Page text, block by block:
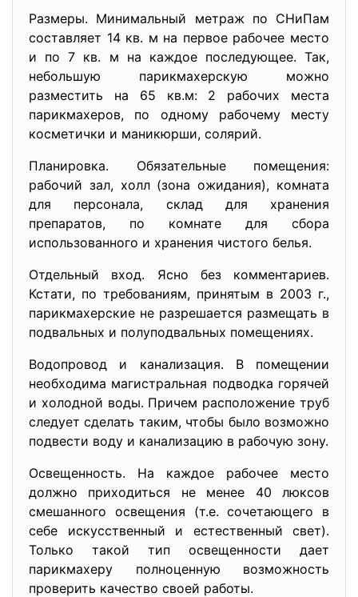
Размеры. Минимальный метраж по СНиПам
составляет 14 кв. м на первое рабочее место
и по 7 кв. м на каждое последующее. Так,
небольшую парикмахерскую можно
разместить на 65 кв.м: 2 рабочих места
парикмахеров, по одному рабочему месту
косметички и маникюрши, солярий.
Планировка. Обязательные помещения:
рабочий зал, холл (зона ожидания), комната
для персонала, склад для хранения
препаратов, по комнате для сбора
использованного и хранения чистого белья.
Отдельный вход. Ясно без комментариев.
Кстати, по требованиям, принятым в 2003 г.,
парикмахерские не разрешается размещать в
подвальных и полуподвальных помещениях.
Водопровод и канализация. В помещении
необходима магистральная подводка горячей
и холодной воды. Причем расположение труб
следует сделать таким, чтобы было возможно
подвести воду и канализацию в рабочую зону.
Освещенность. На каждое рабочее место
должно приходиться не менее 40 люксов
смешанного освещения (т.е. сочетающего в
себе искусственный и естественный свет).
Только такой тип освещенности дает
парикмахеру полноценную возможность
проверить качество своей работы.